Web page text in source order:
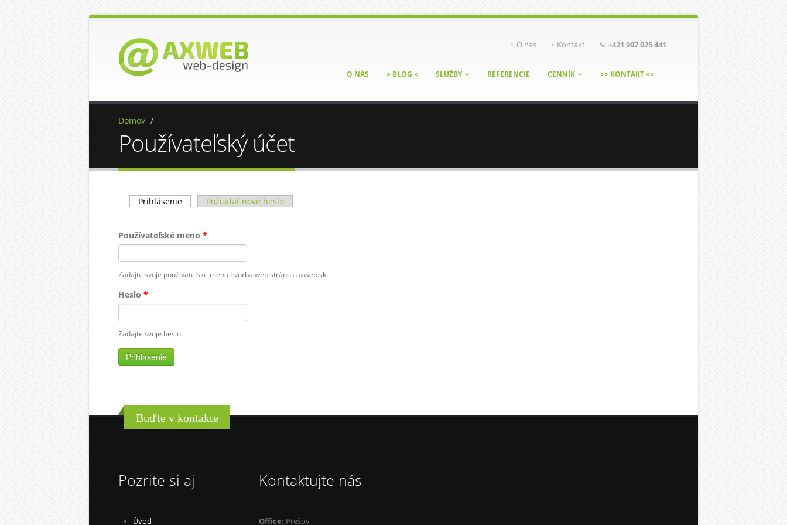
O nás Kontakt +421 907 025 441
O NÁS > BLOG < SLUŽBY REFERENCIE CENNÍK >> KONTAKT <<
Domov /
Používateľský účet
Primárne karty
Prihlásenie (aktívna karta)
Požiadať nové heslo
Používateľské meno *
Zadajte svoje používateľské meno Tvorba web stránok axweb.sk.
Heslo *
Zadajte svoje heslo.
Buďte v kontakte
Pozrite si aj
Úvod
Kontaktujte nás
Office: Prešov